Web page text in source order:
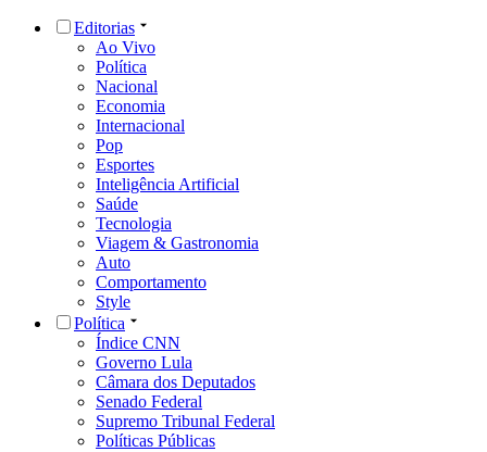
Editorias
Ao Vivo
Política
Nacional
Economia
Internacional
Pop
Esportes
Inteligência Artificial
Saúde
Tecnologia
Viagem & Gastronomia
Auto
Comportamento
Style
Política
Índice CNN
Governo Lula
Câmara dos Deputados
Senado Federal
Supremo Tribunal Federal
Políticas Públicas